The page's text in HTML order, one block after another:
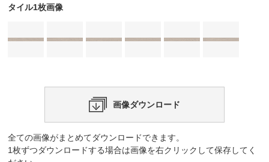
タイル1枚画像
画像ダウンロード
全ての画像がまとめてダウンロードできます。
1枚ずつダウンロードする場合は画像を右クリックして保存してく